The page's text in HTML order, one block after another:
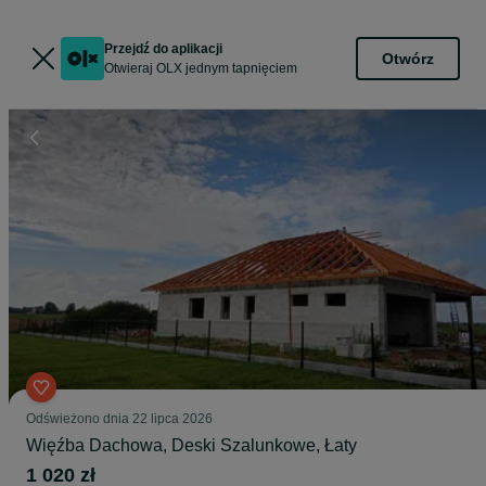
Przejdź do aplikacji
Otwieraj OLX jednym tapnięciem
Otwórz
Odświeżono dnia 22 lipca 2026
Więźba Dachowa, Deski Szalunkowe, Łaty
1 020 zł